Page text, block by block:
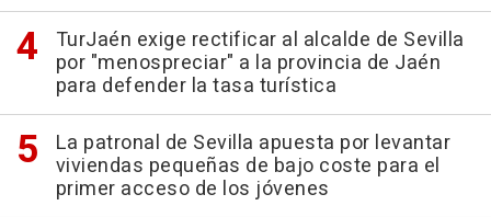
TurJaén exige rectificar al alcalde de Sevilla
por "menospreciar" a la provincia de Jaén
para defender la tasa turística
La patronal de Sevilla apuesta por levantar
viviendas pequeñas de bajo coste para el
primer acceso de los jóvenes